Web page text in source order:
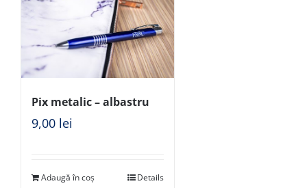
Pix metalic – albastru
9,00 lei
Adaugă în coș Details